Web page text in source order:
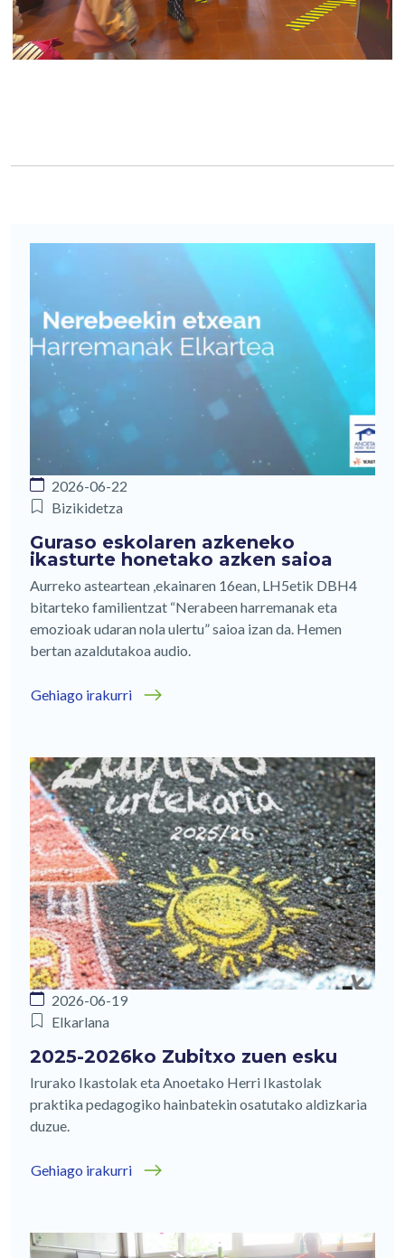
2026-06-22
Bizikidetza
Guraso eskolaren azkeneko
ikasturte honetako azken saioa
Aurreko asteartean ,ekainaren 16ean, LH5etik DBH4
bitarteko familientzat “Nerabeen harremanak eta
emozioak udaran nola ulertu” saioa izan da. Hemen
bertan azaldutakoa audio.
Gehiago irakurri
2026-06-19
Elkarlana
2025-2026ko Zubitxo zuen esku
Irurako Ikastolak eta Anoetako Herri Ikastolak
praktika pedagogiko hainbatekin osatutako aldizkaria
duzue.
Gehiago irakurri